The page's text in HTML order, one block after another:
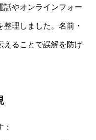
話やオンラインフォー
理しました。名前・
えることで誤解を防げ